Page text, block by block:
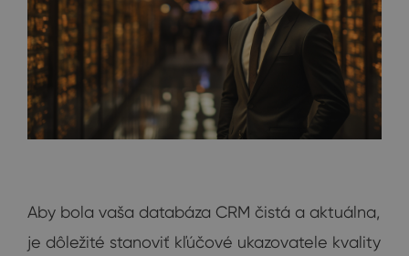
Aby bola vaša databáza CRM čistá a aktuálna,
je dôležité stanoviť kľúčové ukazovatele kvality